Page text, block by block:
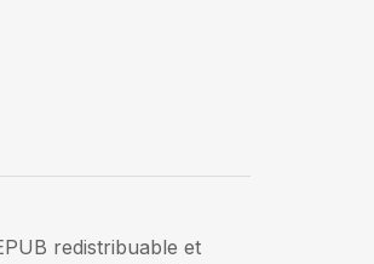
redistribuable et